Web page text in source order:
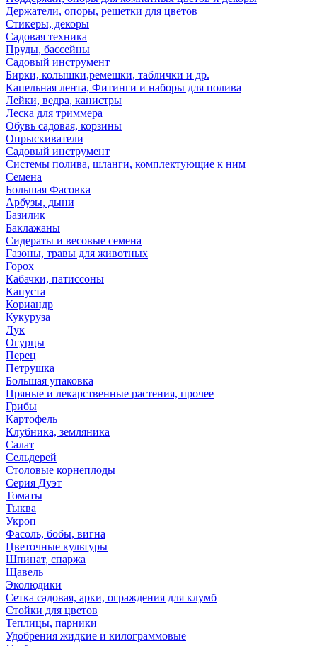
Держатели, опоры, решетки для цветов
Стикеры, декоры
Садовая техника
Пруды, бассейны
Садовый инструмент
Бирки, колышки,ремешки, таблички и др.
Капельная лента, Фитинги и наборы для полива
Лейки, ведра, канистры
Леска для триммера
Обувь садовая, корзины
Опрыскиватели
Садовый инструмент
Системы полива, шланги, комплектующие к ним
Семена
Большая Фасовка
Арбузы, дыни
Базилик
Баклажаны
Сидераты и весовые семена
Газоны, травы для животных
Горох
Кабачки, патиссоны
Капуста
Кориандр
Кукуруза
Лук
Огурцы
Перец
Петрушка
Большая упаковка
Пряные и лекарственные растения, прочее
Грибы
Картофель
Клубника, земляника
Салат
Сельдерей
Столовые корнеплоды
Серия Дуэт
Томаты
Тыква
Укроп
Фасоль, бобы, вигна
Цветочные культуры
Шпинат, спаржа
Щавель
Эколюдики
Сетка садовая, арки, ограждения для клумб
Стойки для цветов
Теплицы, парники
Удобрения жидкие и килограммовые